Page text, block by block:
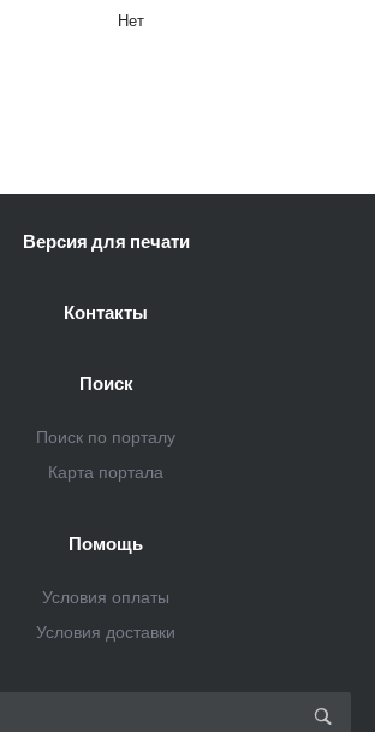
Нет
Версия для печати
Контакты
Поиск
Поиск по порталу
Карта портала
Помощь
Условия оплаты
Условия доставки